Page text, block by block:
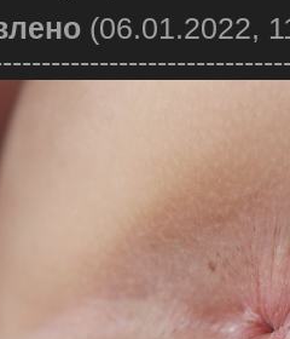
(06.01.2022,